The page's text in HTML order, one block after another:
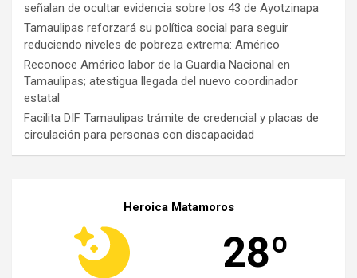
señalan de ocultar evidencia sobre los 43 de Ayotzinapa
Tamaulipas reforzará su política social para seguir
reduciendo niveles de pobreza extrema: Américo
Reconoce Américo labor de la Guardia Nacional en
Tamaulipas; atestigua llegada del nuevo coordinador
estatal
Facilita DIF Tamaulipas trámite de credencial y placas de
circulación para personas con discapacidad
Heroica Matamoros
28º